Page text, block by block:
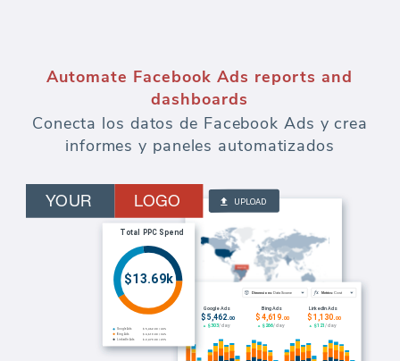
Automate Facebook Ads reports and
dashboards
Conecta los datos de Facebook Ads y crea
informes y paneles automatizados